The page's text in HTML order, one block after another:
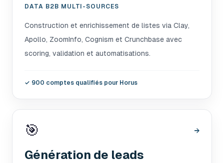
DATA B2B MULTI-SOURCES
Construction et enrichissement de listes via Clay,
Apollo, ZoomInfo, Cognism et Crunchbase avec
scoring, validation et automatisations.
✓ 900 comptes qualifiés pour Horus
🎯 →
Génération de leads